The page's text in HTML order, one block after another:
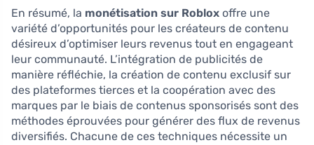
En résumé, la monétisation sur Roblox offre une
variété d’opportunités pour les créateurs de contenu
désireux d’optimiser leurs revenus tout en engageant
leur communauté. L’intégration de publicités de
manière réfléchie, la création de contenu exclusif sur
des plateformes tierces et la coopération avec des
marques par le biais de contenus sponsorisés sont des
méthodes éprouvées pour générer des flux de revenus
diversifiés. Chacune de ces techniques nécessite un